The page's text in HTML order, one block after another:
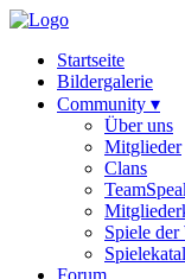
Startseite
Bildergalerie
Community ▾
Über uns
Mitglieder
Clans
Spiele der
Forum